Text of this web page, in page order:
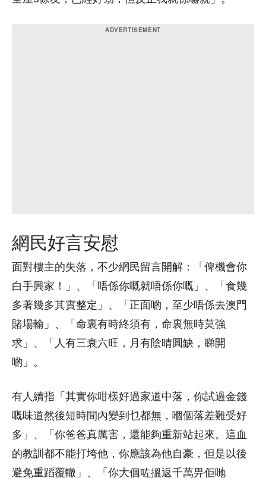
網民好言安慰
面對樓主的失落，不少網民留言開解：「俾機會你
白手興家！」、「唔係你嘅就唔係你嘅」、「食幾
多著幾多其實整定」、「正面啲，至少唔係去澳門
賭場輸」、「命裏有時終須有，命裏無時莫強
求」、「人有三衰六旺，月有陰晴圓缺，睇開
啲」。
有人續指「其實你咁樣好過家道中落，你試過金錢
嘅味道然後短時間內變到乜都無，嗰個落差難受好
多」、「你爸爸真厲害，還能夠重新站起來。這血
的教訓都不能打垮他，你應該為他自豪，但是以後
避免重蹈覆轍」、「你大個咗搵返千萬畀佢哋